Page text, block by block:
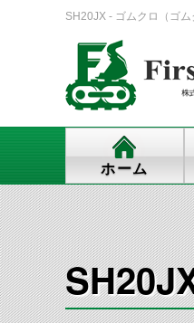
SH20JX - ゴムクロ（ゴ
ホーム